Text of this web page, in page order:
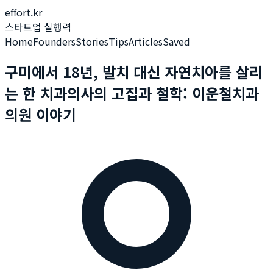
effort.kr
스타트업 실행력
HomeFoundersStoriesTipsArticlesSaved
구미에서 18년, 발치 대신 자연치아를 살리
는 한 치과의사의 고집과 철학: 이운철치과
의원 이야기